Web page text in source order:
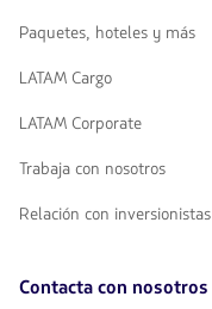
Paquetes, hoteles y más
LATAM Cargo
LATAM Corporate
Trabaja con nosotros
Relación con inversionistas
Contacta con nosotros